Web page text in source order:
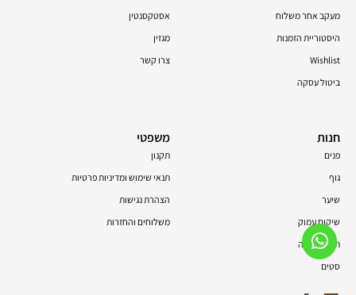
מעקב אחר משלוח
היסטוריית הזמנות
Wishlist
ביטול עסקה
אסטקסנטין
מגזין
צרו קשר
חנות
פנים
גוף
שיער
שיקום עמוק
תוספי תזונה
סטים
משפטי
תקנון
תנאי שימוש ומדיניות פרטיות
הצהרת נגישות
משלוחים והחזרות